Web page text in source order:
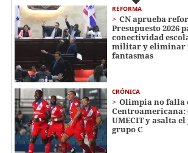
REFORMA
CN aprueba
Presupuesto 2026
conectividad
militar y eliminar
fantasmas
CRÓNICA
Olimpia no falla
Centroamericana:
UMECIT y asalta
grupo C